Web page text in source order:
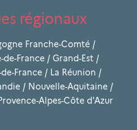
régionaux
Franche-Comté /
de-France / Grand-Est /
France / La Réunion /
/ Nouvelle-Aquitaine /
Alpes-Côte d'Azur